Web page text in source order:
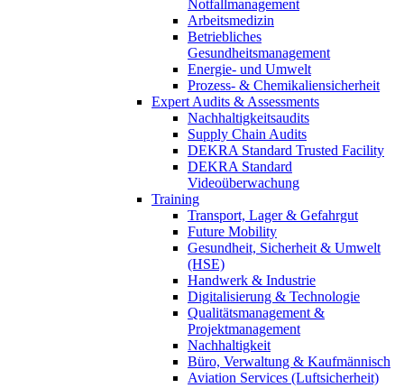
Notfallmanagement
Arbeitsmedizin
Betriebliches
Gesundheitsmanagement
Energie- und Umwelt
Prozess- & Chemikaliensicherheit
Expert Audits & Assessments
Nachhaltigkeitsaudits
Supply Chain Audits
DEKRA Standard Trusted Facility
DEKRA Standard
Videoüberwachung
Training
Transport, Lager & Gefahrgut
Future Mobility
Gesundheit, Sicherheit & Umwelt
(HSE)
Handwerk & Industrie
Digitalisierung & Technologie
Qualitätsmanagement &
Projektmanagement
Nachhaltigkeit
Büro, Verwaltung & Kaufmännisch
Aviation Services (Luftsicherheit)